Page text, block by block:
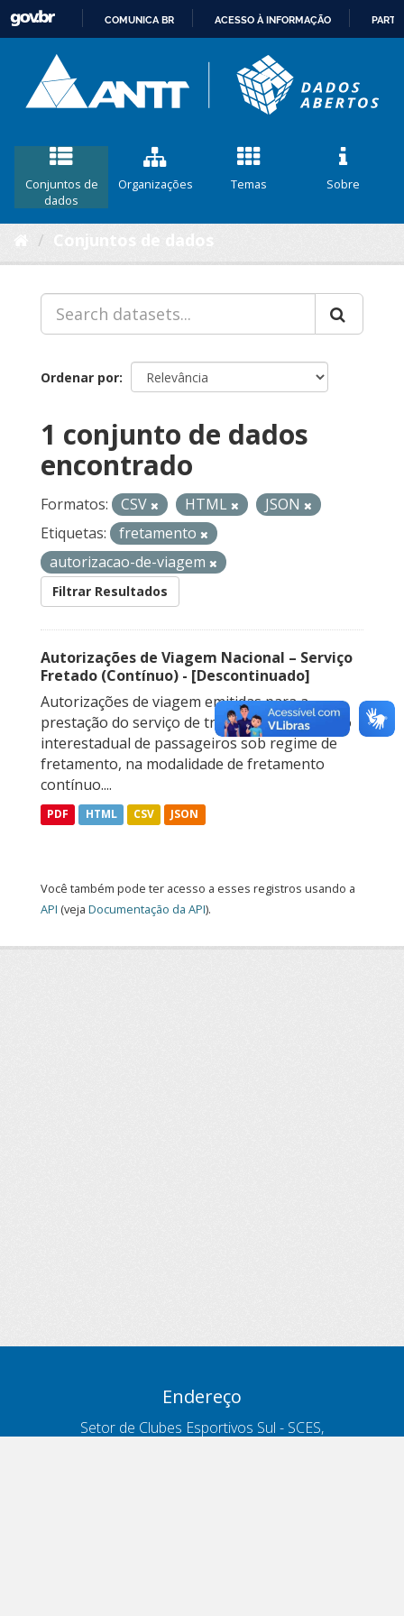
CONTEÚDO
COMUNICA BR ACESSO À INFORMAÇÃO
Conjuntos de
dados
Organizações Temas Sobre
Ordenar por
1 conjunto de dados
encontrado
Formatos: CSV HTML
JSON
Etiquetas:
fretamento
autorizacao-de-viagem
Filtrar Resultados
Autorizações de Viagem Nacional – Serviço
Fretado (Contínuo) - [Descontinuado]
Autorizações de viagem emitidas para a
prestação do serviço de transporte rodoviário
interestadual de passageiros sob regime de
fretamento, na modalidade de fretamento
contínuo....
PDF HTML CSV JSON
Você também pode ter acesso a esses registros usando a
API (veja Documentação da API).
Endereço
Setor de Clubes Esportivos Sul - SCES,